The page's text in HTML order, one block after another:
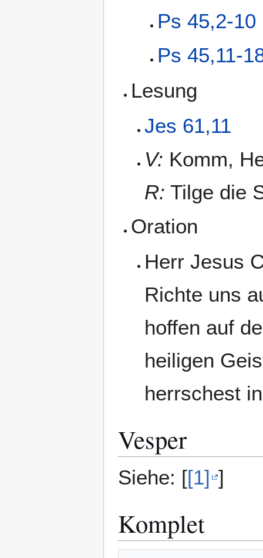
Ps 45,2-10
Ps 45,11-
Lesung
Jes 61,11
V: Komm,
R: Tilge die
Oration
Herr Jesus
Richte uns
hoffen auf
heiligen
herrschest
Vesper
Siehe: [[1] ]
Komplet